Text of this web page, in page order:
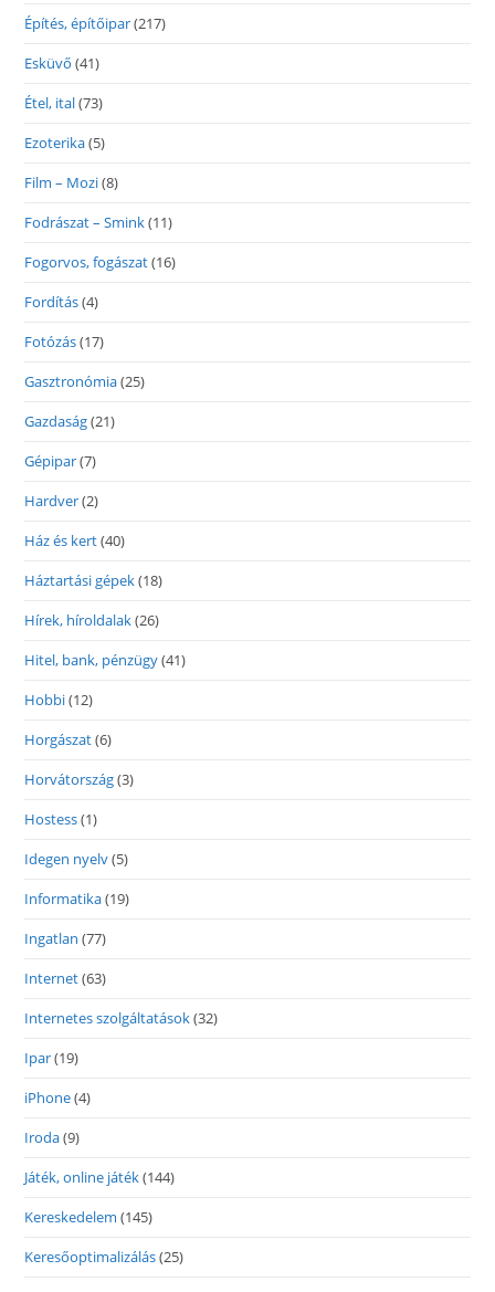
Építés, építőipar(217)
Esküvő (41)
Étel, ital(73)
Ezoterika(5)
Film – Mozi(8)
Fodrászat – Smink(11)
Fogorvos, fogászat(16)
Fordítás(4)
Fotózás(17)
Gasztronómia(25)
Gazdaság(21)
Gépipar(7)
Hardver(2)
Ház és kert(40)
Háztartási gépek(18)
Hírek, híroldalak(26)
Hitel, bank, pénzügy(41)
Hobbi(12)
Horgászat(6)
Horvátország(3)
Hostess(1)
Idegen nyelv(5)
Informatika(19)
Ingatlan (77)
Internet(63)
Internetes szolgáltatások(32)
Ipar(19)
iPhone(4)
Iroda(9)
Játék, online játék(144)
Kereskedelem (145)
Keresőoptimalizálás(25)